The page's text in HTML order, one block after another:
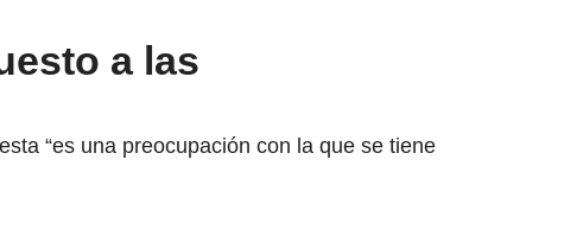
a las
“es una preocupación con la que se tiene